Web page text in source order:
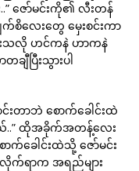
ဇော်မင်းကို၏ လီးတန်
စိလေးတွေ မှေးစင်းကာ
သလို ဟင်ကနဲ ဟာကနဲ
ပြီးသွားပါ
င်းတာဘဲ စောက်ခေါင်းထဲ
ယ်..” ထိုအခိုက်အတန့်လေး
က်ခေါင်းထဲသို့ ဇော်မင်း
ရာက အရည်များ